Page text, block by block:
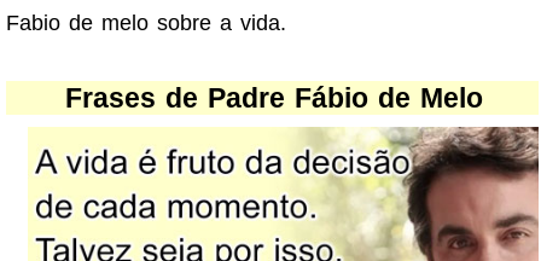
Fabio de melo sobre a vida.
Frases de Padre Fábio de Melo